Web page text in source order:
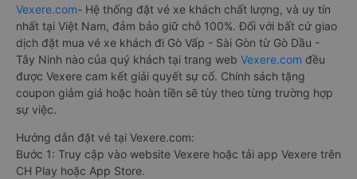
Vexere.com- Hệ thống đặt vé xe khách chất lượng, và uy tín
nhất tại Việt Nam, đảm bảo giữ chỗ 100%. Đối với bất cứ giao
dịch đặt mua vé xe khách đi Gò Vấp - Sài Gòn từ Gò Dầu -
Tây Ninh nào của quý khách tại trang web Vexere.com đều
được Vexere cam kết giải quyết sự cố. Chính sách tặng
coupon giảm giá hoặc hoàn tiền sẽ tùy theo từng trường hợp
sự việc.
Hướng dẫn đặt vé tại Vexere.com:
Bước 1: Truy cập vào website Vexere hoặc tải app Vexere trên
CH Play hoặc App Store.